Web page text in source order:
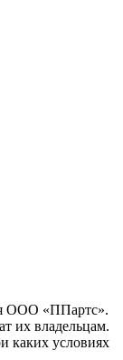
ООО «ППартс».
их владельцам.
каких условиях